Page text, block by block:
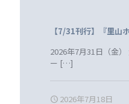
【7/31刊行】『里山
2026年7月31日（金
ー […]
2026年7月18日